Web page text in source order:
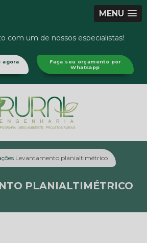
MENU
com um de nossos especialistas!
agora
Faça seu orçamento por
Whatsapp
Levantamento planialtimétrico
PLANIALTIMÉTRICO